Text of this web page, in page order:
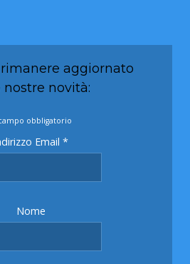
aggiornato
nostre novità:
obbligatorio
Email *
Nome